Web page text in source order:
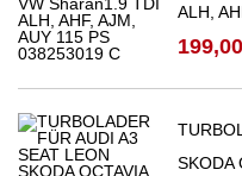
ALH,
SKODA